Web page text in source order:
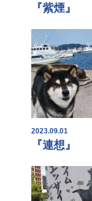
『紫煙』
2023.09.01
『連想』